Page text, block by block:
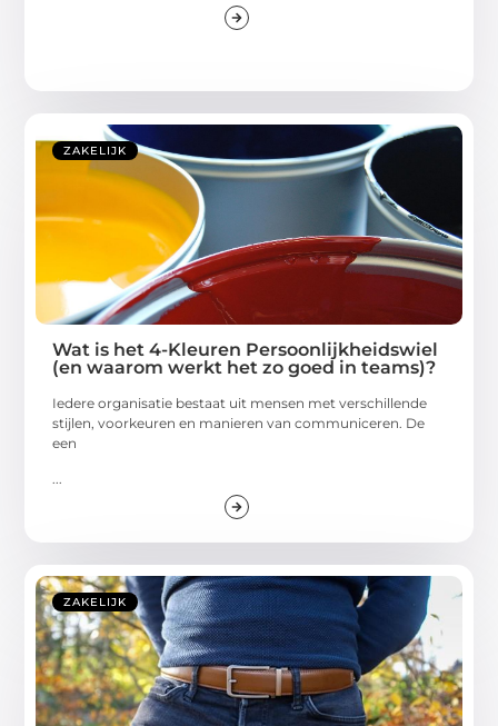
ZAKELIJK
Wat is het 4-Kleuren Persoonlijkheidswiel
(en waarom werkt het zo goed in teams)?
Iedere organisatie bestaat uit mensen met verschillende
stijlen, voorkeuren en manieren van communiceren. De
een
...
ZAKELIJK